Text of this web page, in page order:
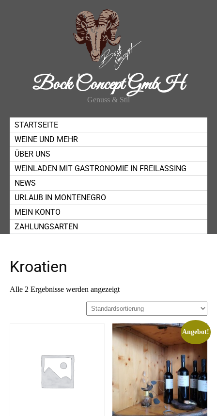
Bock Concept GmbH
Genuss & Stil
STARTSEITE
WEINE UND MEHR
ÜBER UNS
WEINLADEN MIT GASTRONOMIE IN FREILASSING
NEWS
URLAUB IN MONTENEGRO
MEIN KONTO
ZAHLUNGSARTEN
Kroatien
Alle 2 Ergebnisse werden angezeigt
Angebot!